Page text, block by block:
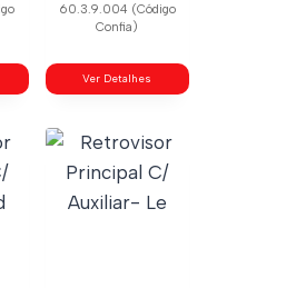
60.3.9.004 (Código
Confia)
Ver Detalhes